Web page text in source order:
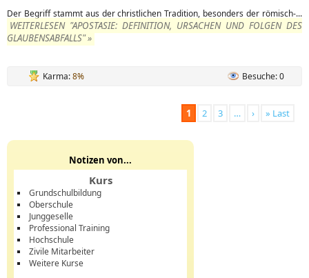
Der Begriff stammt aus der christlichen Tradition, besonders der römisch-...
WEITERLESEN "APOSTASIE: DEFINITION, URSACHEN UND FOLGEN DES
GLAUBENSABFALLS" »
Karma:8% Besuche: 0
1 2 3 … › » Last
Notizen von...
Kurs
Grundschulbildung
Oberschule
Junggeselle
Professional Training
Hochschule
Zivile Mitarbeiter
Weitere Kurse